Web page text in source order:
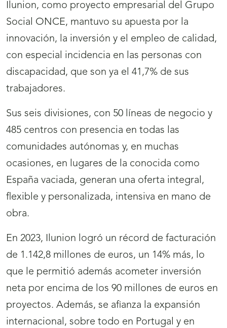
Ilunion, como proyecto empresarial del Grupo
Social ONCE, mantuvo su apuesta por la
innovación, la inversión y el empleo de calidad,
con especial incidencia en las personas con
discapacidad, que son ya el 41,7% de sus
trabajadores.
Sus seis divisiones, con 50 líneas de negocio y
485 centros con presencia en todas las
comunidades autónomas y, en muchas
ocasiones, en lugares de la conocida como
España vaciada, generan una oferta integral,
flexible y personalizada, intensiva en mano de
obra.
En 2023, Ilunion logró un récord de facturación
de 1.142,8 millones de euros, un 14% más, lo
que le permitió además acometer inversión
neta por encima de los 90 millones de euros en
proyectos. Además, se afianza la expansión
internacional, sobre todo en Portugal y en